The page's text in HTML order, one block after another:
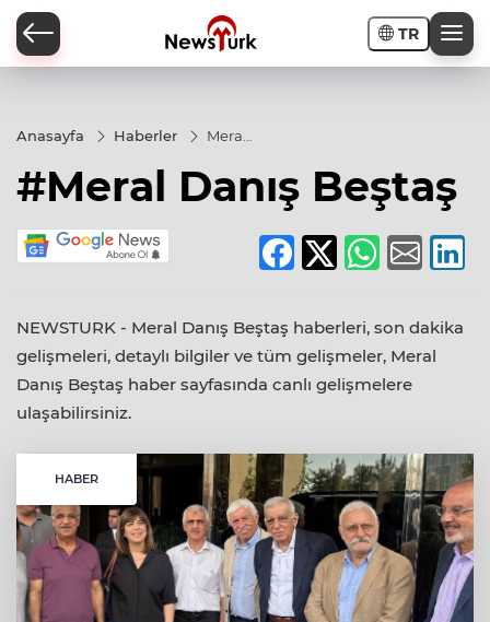
TR
Anasayfa Haberler
Meral
#Meral Danış Beştaş
NEWSTURK - Meral Danış Beştaş haberleri, son dakika
gelişmeleri, detaylı bilgiler ve tüm gelişmeler, Meral
Danış Beştaş haber sayfasında canlı gelişmelere
ulaşabilirsiniz.
HABER